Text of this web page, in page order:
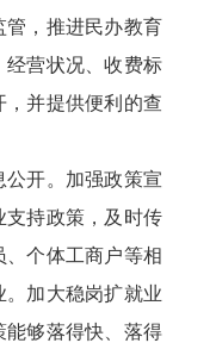
管，推进民办教育
经营状况、收费标
并提供便利的查
开。加强政策宣
支持政策，及时传
个体工商户等相
加大稳岗扩就业
能够落得快、落得